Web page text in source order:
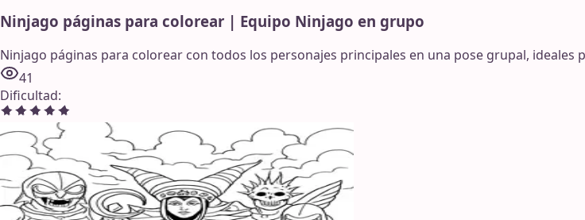
Ninjago páginas para colorear | Equipo Ninjago en grupo
Ninjago páginas para colorear con todos los personajes principales en una pose grupal,
41
Dificultad: